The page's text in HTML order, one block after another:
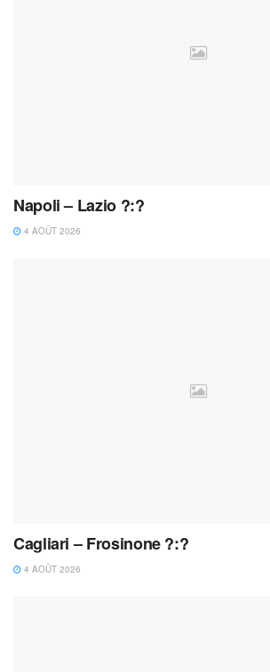
Napoli – Lazio ?:?
4 AOÛT 2026
Cagliari – Frosinone ?:?
4 AOÛT 2026